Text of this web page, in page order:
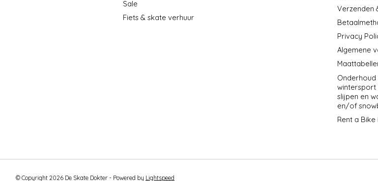
Sale
Fiets & skate verhuur
Verzenden
Privacy
Algemene
Onderhoud
wintersport
slijpen en
en/of
Rent a Bike
© Copyright 2026 De Skate Dokter - Powered by Lightspeed